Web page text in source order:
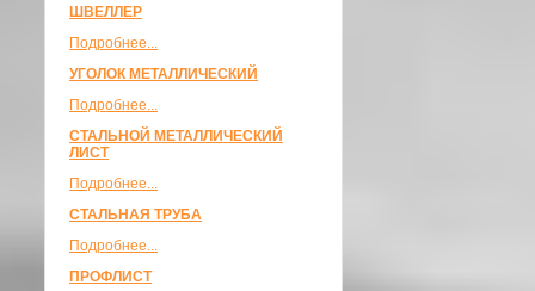
ШВЕЛЛЕР
Подробнее...
УГОЛОК МЕТАЛЛИЧЕСКИЙ
Подробнее...
СТАЛЬНОЙ МЕТАЛЛИЧЕСКИЙ
ЛИСТ
Подробнее...
СТАЛЬНАЯ ТРУБА
Подробнее...
ПРОФЛИСТ